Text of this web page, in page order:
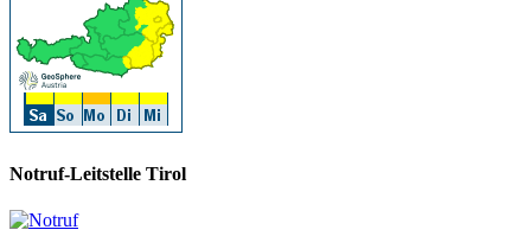
Notruf-Leitstelle Tirol